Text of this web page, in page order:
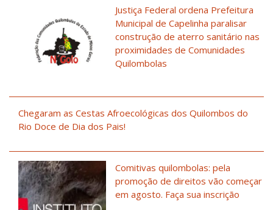
Justiça Federal ordena Prefeitura
Municipal de Capelinha paralisar
construção de aterro sanitário nas
proximidades de Comunidades
Quilombolas
Chegaram as Cestas Afroecológicas dos Quilombos do
Rio Doce de Dia dos Pais!
Comitivas quilombolas: pela
promoção de direitos vão começar
em agosto. Faça sua inscrição